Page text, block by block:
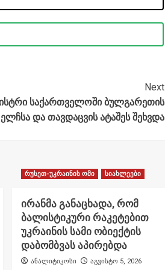
Next
საქართველოში ბულგარეთის
ელჩსა და თავდაცვის ატაშეს შეხვდა
რუსეთ-უკრაინის ომი სიახლეები
ირანმა განაცხადა, რომ
ბალისტიკური რაკეტებით
უკრაინის სამი ობიექტის
დაბომბვას აპირებდა
ანალიტიკოსი აგვისტო 5, 2026